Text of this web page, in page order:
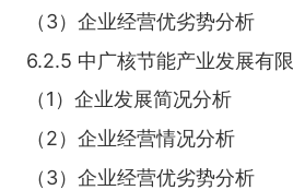
（3）企业经营优劣势分析
6.2.5 中广核节能产业发展有
（1）企业发展简况分析
（2）企业经营情况分析
（3）企业经营优劣势分析